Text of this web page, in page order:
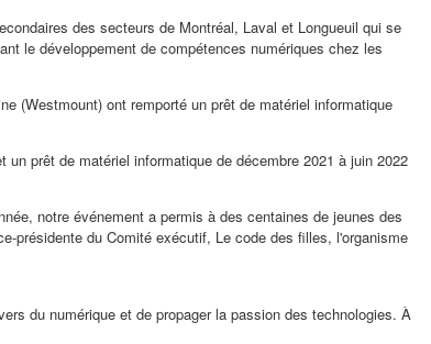
des secteurs de Montréal, Laval et Longueuil qui se
le développement de compétences numériques chez les
(Westmount) ont remporté un prêt de matériel informatique
un prêt de matériel informatique de décembre 2021 à juin 2022
notre événement a permis à des centaines de jeunes des
présidente du Comité exécutif, Le code des filles, l'organisme
du numérique et de propager la passion des technologies. À